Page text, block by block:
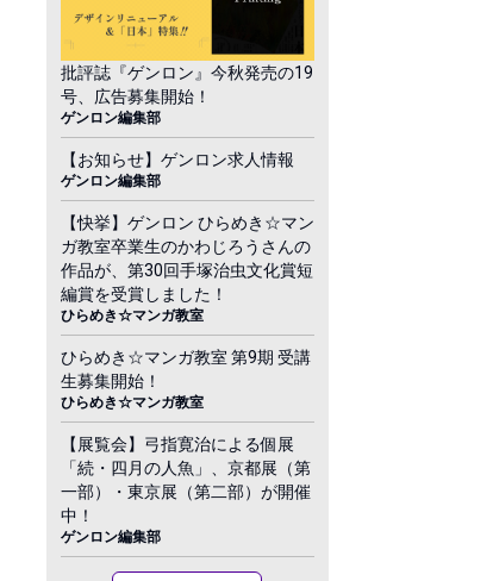
批評誌『ゲンロン』今秋発売の19
号、広告募集開始！
ゲンロン編集部
【お知らせ】ゲンロン求人情報
ゲンロン編集部
【快挙】ゲンロン ひらめき☆マン
ガ教室卒業生のかわじろうさんの
作品が、第30回手塚治虫文化賞短
編賞を受賞しました！
ひらめき☆マンガ教室
ひらめき☆マンガ教室 第9期 受講
生募集開始！
ひらめき☆マンガ教室
【展覧会】弓指寛治による個展
「続・四月の人魚」、京都展（第
一部）・東京展（第二部）が開催
中！
ゲンロン編集部